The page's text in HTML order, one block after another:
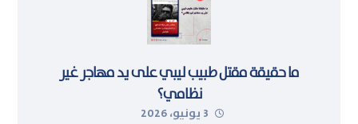
ما حقيقة مقتل طبيب ليبي على يد مهاجر غير
نظامي؟
3 يونيو، 2026